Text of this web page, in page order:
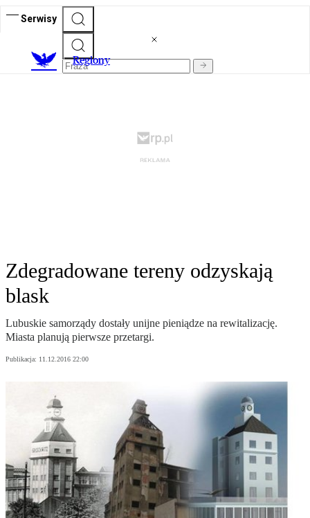
Serwisy
Regiony
Zdegradowane tereny odzyskają
blask
Lubuskie samorządy dostały unijne pieniądze na rewitalizację.
Miasta planują pierwsze przetargi.
Publikacja: 11.12.2016 22:00